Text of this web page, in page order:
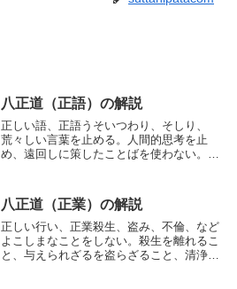
八正道（正語）の解説
正しい語、正語うそいつわり、そしり、
荒々しい言葉を止める。人間的思考を止
め、遠回しに策したことばを使わない。偽
を離れることを名づけて正語と言う。正し
い語、正語とは？...
八正道（正業）の解説
正しい行い、正業殺生、盗み、不倫、など
よこしまなことをしない。殺生を離れるこ
と、与えられざるを盗らざること、清浄な